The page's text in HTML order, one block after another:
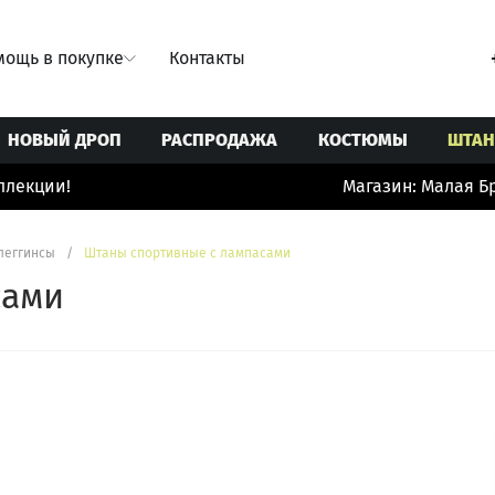
в покупке Контакты
Юбки
НОВЫЙ ДРОП РАСПРОДАЖА КОСТЮМЫ
Магазин: Малая
/ Штаны спортивные с лампасами